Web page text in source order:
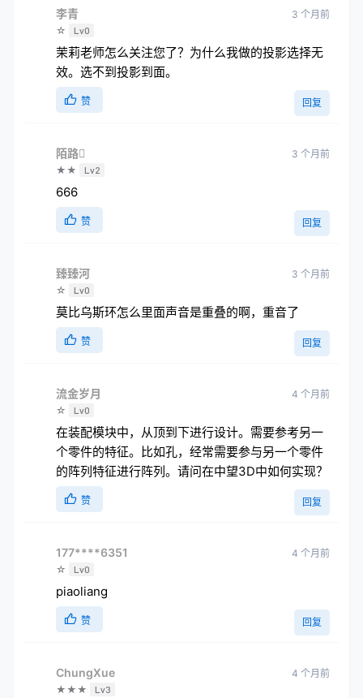
李青
☆ Lv0
3 个月前
茉莉老师怎么关注您了？为什么我做的投影选择无
效。选不到投影到面。
赞 回复
陌路
★★ Lv2
3 个月前
666
赞 回复
臻臻河
☆ Lv0
3 个月前
莫比乌斯环怎么里面声音是重叠的啊，重音了
赞 回复
流金岁月
☆ Lv0
4 个月前
在装配模块中，从顶到下进行设计。需要参考另一
个零件的特征。比如孔，经常需要参与另一个零件
的阵列特征进行阵列。请问在中望3D中如何实现？
赞 回复
177****6351
☆ Lv0
4 个月前
piaoliang
赞 回复
ChungXue
★★★ Lv3
4 个月前